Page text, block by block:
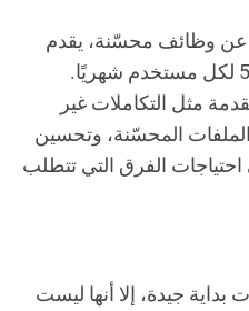
عن وظائف محسّنة، يقدم
Twist خطة مدفوعة بسعر $5 لكل مستخدم شهريًا.
مثل التكاملات غير
المحسّنة، وتحسين
الفرق التي تتطلب
جيدة، إلا أنها ليست